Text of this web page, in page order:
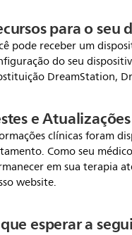
para o
pode receber um
do seu
DreamStation,
e
clínicas foram
Como seu
em sua terapia
website.
esperar a